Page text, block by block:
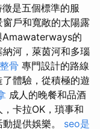
是五個標準的服
戶和寬敞的太陽露
Amawaterways的
河，萊茵河和多瑙
骨 專門設計的路線
體驗，從積極的遊
成人的晚餐和品酒
卡拉OK，瑣事和
提供娛樂。 seo是